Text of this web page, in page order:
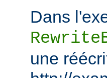
Dans
une